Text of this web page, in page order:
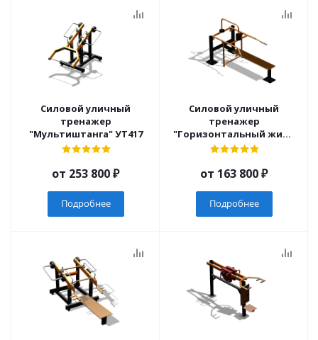
Силовой уличный
тренажер
"Мультиштанга" УТ417
от 253 800 ₽
Подробнее
Силовой уличный
тренажер
"Горизонтальный жим"
УТ402
от 163 800 ₽
Подробнее